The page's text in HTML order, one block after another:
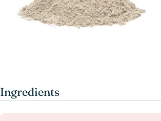
Ingredients